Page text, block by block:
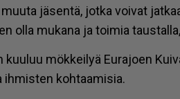
jä­sen­tä, jot­ka voi­vat
ol­la mu­ka­na ja toi­mia
kuu­luu mök­kei­lyä Eu­ra­jo­en
ih­mis­ten koh­taa­mi­sia.